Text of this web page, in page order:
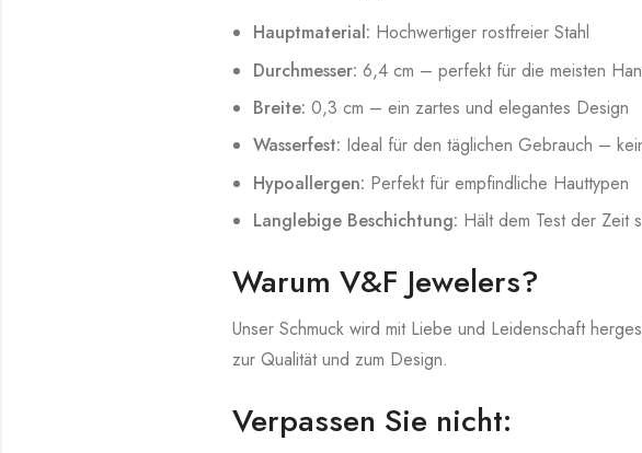
Hauptmaterial: Hochwertiger rostfreier Stahl
Durchmesser: 6,4 cm – perfekt für die meisten
Breite: 0,3 cm – ein zartes und elegantes Design
Wasserfest: Ideal für den täglichen Gebrauch –
Hypoallergen: Perfekt für empfindliche Hauttypen
Langlebige Beschichtung: Hält dem Test der Zeit
Warum V&F Jewelers?
Unser Schmuck wird mit Liebe und Leidenschaft
zur Qualität und zum Design.
Verpassen Sie nicht: